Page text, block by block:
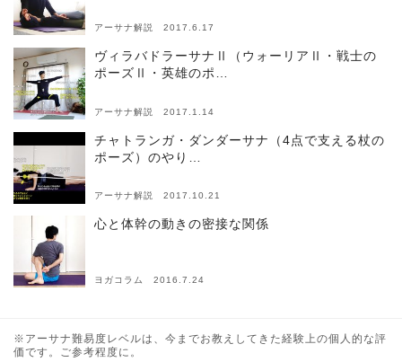
アーサナ解説 2017.6.17
ヴィラバドラーサナⅡ（ウォーリアⅡ・戦士の
ポーズⅡ・英雄のポ…
アーサナ解説 2017.1.14
チャトランガ・ダンダーサナ（4点で支える杖の
ポーズ）のやり…
アーサナ解説 2017.10.21
心と体幹の動きの密接な関係
ヨガコラム 2016.7.24
※アーサナ難易度レベルは、今までお教えしてきた経験上の個人的な評
価です。ご参考程度に。